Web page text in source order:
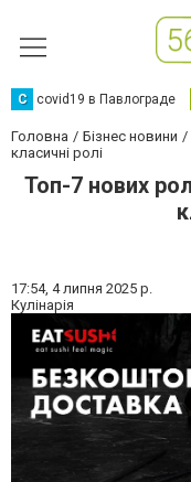
C covid19 в Павлограде
Головна Бізнес новини
класичні ролі
Топ-7 нових
17:54, 4 липня 2025 р.
Кулінарія